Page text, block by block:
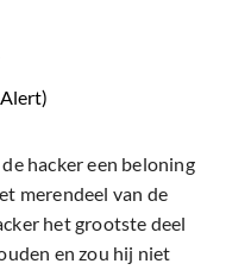
hacker een beloning
merendeel van de
het grootste deel
en zou hij niet